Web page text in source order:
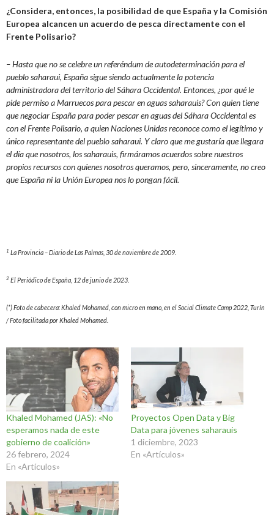
¿Considera, entonces, la posibilidad de que España y la Comisión
Europea alcancen un acuerdo de pesca directamente con el
Frente Polisario?
– Hasta que no se celebre un referéndum de autodeterminación para el
pueblo saharaui, España sigue siendo actualmente la potencia
administradora del territorio del Sáhara Occidental. Entonces, ¿por qué le
pide permiso a Marruecos para pescar en aguas saharauis? Con quien tiene
que negociar España para poder pescar en aguas del Sáhara Occidental es
con el Frente Polisario, a quien Naciones Unidas reconoce como el legítimo y
único representante del pueblo saharaui. Y claro que me gustaría que llegara
el día que nosotros, los saharauis, firmáramos acuerdos sobre nuestros
propios recursos con quienes nosotros queramos, pero, sinceramente, no creo
que España ni la Unión Europea nos lo pongan fácil.
1 La Provincia – Diario de Las Palmas, 30 de noviembre de 2009.
2 El Periódico de España, 12 de junio de 2023.
(*) Foto de cabecera: Khaled Mohamed, con micro en mano, en el Social Climate Camp 2022, Turín
/ Foto facilitada por Khaled Mohamed.
Khaled Mohamed (JAS): «No
esperamos nada de este
gobierno de coalición»
26 febrero, 2024
En «Artículos»
Proyectos Open Data y Big
Data para jóvenes saharauis
1 diciembre, 2023
En «Artículos»